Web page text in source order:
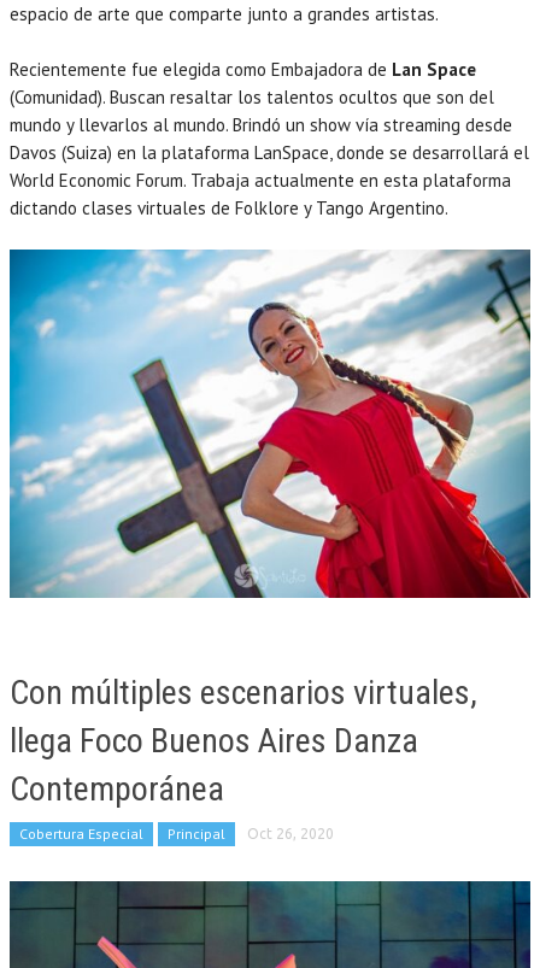
espacio de arte que comparte junto a grandes artistas.
Recientemente fue elegida como Embajadora de Lan Space
(Comunidad). Buscan resaltar los talentos ocultos que son del
mundo y llevarlos al mundo. Brindó un show vía streaming desde
Davos (Suiza) en la plataforma LanSpace, donde se desarrollará el
World Economic Forum. Trabaja actualmente en esta plataforma
dictando clases virtuales de Folklore y Tango Argentino.
Con múltiples escenarios virtuales,
llega Foco Buenos Aires Danza
Contemporánea
Cobertura Especial Principal Oct 26, 2020